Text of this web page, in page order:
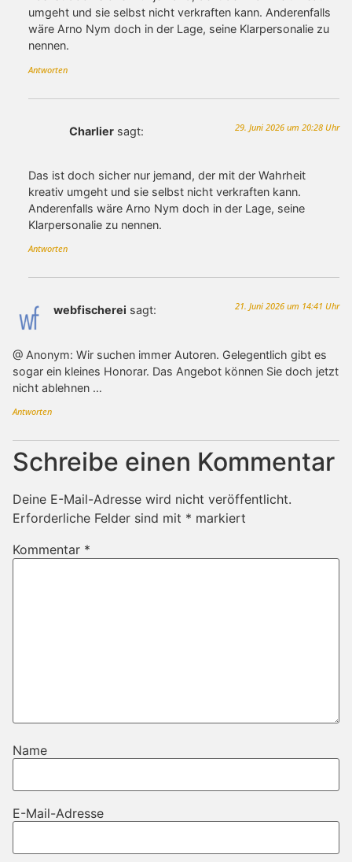
umgeht und sie selbst nicht verkraften kann. Anderenfalls
wäre Arno Nym doch in der Lage, seine Klarpersonalie zu
nennen.
Antworten
Charlier sagt: 29. Juni 2026 um 20:28 Uhr
Das ist doch sicher nur jemand, der mit der Wahrheit
kreativ umgeht und sie selbst nicht verkraften kann.
Anderenfalls wäre Arno Nym doch in der Lage, seine
Klarpersonalie zu nennen.
Antworten
webfischerei sagt: 21. Juni 2026 um 14:41 Uhr
@ Anonym: Wir suchen immer Autoren. Gelegentlich gibt es
sogar ein kleines Honorar. Das Angebot können Sie doch jetzt
nicht ablehnen …
Antworten
Schreibe einen Kommentar
Deine E-Mail-Adresse wird nicht veröffentlicht.
Erforderliche Felder sind mit * markiert
Kommentar *
Name
E-Mail-Adresse